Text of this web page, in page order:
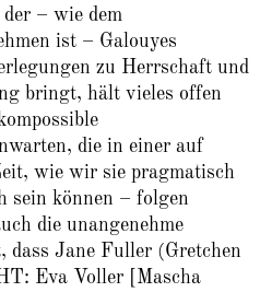
– wie dem
ist – Galouyes
zu Herrschaft und
bringt, hält vieles offen
die in einer auf
wie wir sie pragmatisch
sein können – folgen
die unangenehme
Jane Fuller (Gretchen
Eva Voller [Mascha